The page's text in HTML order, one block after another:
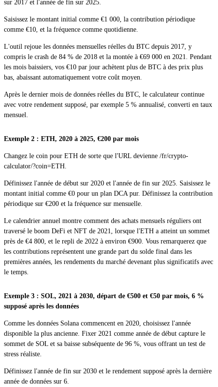
trajectoires d'adoption divergentes affectent les rendements à long terme sur
des actifs partis du même niveau.
OpenBCH calculator
plusieurs marchés émergents.
comportement de prix étroitement corrélé au cycle général du marché des
altcoins. Sa performance relativement stable et en range en dehors des
périodes de sommet haussier en fait un contraste utile avec les actifs à
volatilité plus élevée comme SOL ou DOGE dans les comparaisons DCA.
OpenXLMcalculator
par deux. Les halvings de LTC ont eu lieu en 2015, 2019 et 2023, réduisant
la récompense de bloc à 6,25 LTC. Les données historiques remontent à
2014, faisant de Litecoin l'un des trois coins qui supporte les fenêtres de
backtest les plus longues possibles dans le calculateur.
Le long historique de Litecoin et sa grande similarité de conception avec
Bitcoin en font un actif de comparaison idéal. Lancer des backtests DCA
parallèles pour BTC et LTC sur la même fenêtre 2014-2025 montre
clairement comment deux actifs aux mécaniques similaires mais aux
trajectoires d'adoption différentes peuvent produire des rendements
sur 2017 et l'année de fin sur 2025.
Saisissez le montant initial comme €1 000, la contribution périodique
comme €10, et la fréquence comme quotidienne.
L'outil rejoue les données mensuelles réelles du BTC depuis 2017, y
compris le crash de 84 % de 2018 et la montée à €69 000 en 2021. Pendant
les mois baissiers, vos €10 par jour achètent plus de BTC à des prix plus
bas, abaissant automatiquement votre coût moyen.
Après le dernier mois de données réelles du BTC, le calculateur continue
avec votre rendement supposé, par exemple 5 % annualisé, converti en taux
mensuel.
Exemple 2 : ETH, 2020 à 2025, €200 par mois
Changez le coin pour ETH de sorte que l'URL devienne /fr/crypto-
calculator/?coin=ETH.
Définissez l'année de début sur 2020 et l'année de fin sur 2025. Saisissez le
montant initial comme €0 pour un plan DCA pur. Définissez la contribution
périodique sur €200 et la fréquence sur mensuelle.
Le calendrier annuel montre comment des achats mensuels réguliers ont
traversé le boom DeFi et NFT de 2021, lorsque l'ETH a atteint un sommet
près de €4 800, et le repli de 2022 à environ €900. Vous remarquerez que
les contributions représentent une grande part du solde final dans les
premières années, les rendements du marché devenant plus significatifs avec
le temps.
Exemple 3 : SOL, 2021 à 2030, départ de €500 et €50 par mois, 6 %
supposé après les données
Comme les données Solana commencent en 2020, choisissez l'année
disponible la plus ancienne. Fixer 2021 comme année de début capture le
sommet de SOL et sa baisse subséquente de 96 %, vous offrant un test de
stress réaliste.
Définissez l'année de fin sur 2030 et le rendement supposé après la dernière
année de données sur 6.